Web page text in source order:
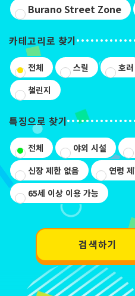
Burano Street Zone
카테고리로 찾기
전체 스릴 호러
챌린지
특징으로 찾기
전체 야외 시설
신장 제한 없음
연령
65세 이상 이용 가능
검색하기